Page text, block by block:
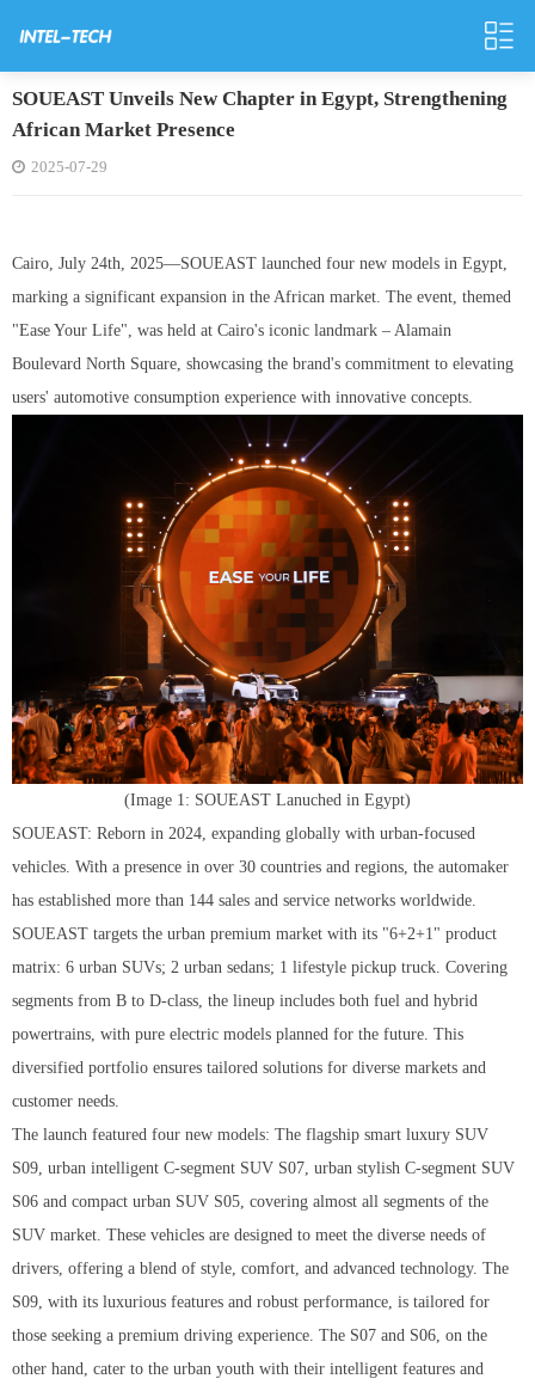
SOUEAST Unveils New Chapter in Egypt, Strengthening
African Market Presence
2025-07-29
Cairo, July 24th, 2025—SOUEAST launched four new models in Egypt,
marking a significant expansion in the African market. The event, themed
"Ease Your Life", was held at Cairo's iconic landmark – Alamain
Boulevard North Square, showcasing the brand's commitment to elevating
users' automotive consumption experience with innovative concepts.
(Image 1: SOUEAST Lanuched in Egypt)
SOUEAST: Reborn in 2024, expanding globally with urban-focused
vehicles. With a presence in over 30 countries and regions, the automaker
has established more than 144 sales and service networks worldwide.
SOUEAST targets the urban premium market with its "6+2+1" product
matrix: 6 urban SUVs; 2 urban sedans; 1 lifestyle pickup truck. Covering
segments from B to D-class, the lineup includes both fuel and hybrid
powertrains, with pure electric models planned for the future. This
diversified portfolio ensures tailored solutions for diverse markets and
customer needs.
The launch featured four new models: The flagship smart luxury SUV
S09, urban intelligent C-segment SUV S07, urban stylish C-segment SUV
S06 and compact urban SUV S05, covering almost all segments of the
SUV market. These vehicles are designed to meet the diverse needs of
drivers, offering a blend of style, comfort, and advanced technology. The
S09, with its luxurious features and robust performance, is tailored for
those seeking a premium driving experience. The S07 and S06, on the
other hand, cater to the urban youth with their intelligent features and